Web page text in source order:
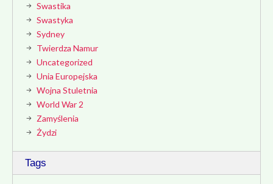
Swastika
Swastyka
Sydney
Twierdza Namur
Uncategorized
Unia Europejska
Wojna Stuletnia
World War 2
Zamyślenia
Żydzi
Tags